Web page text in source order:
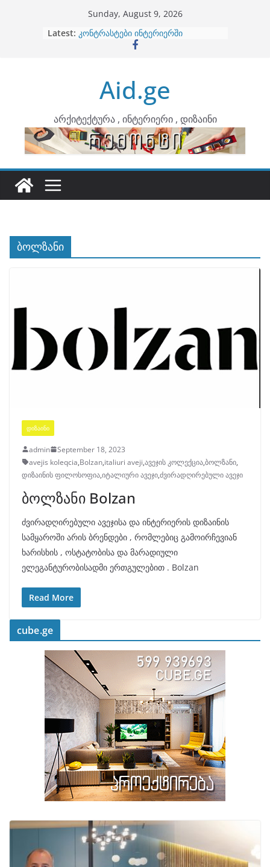
Sunday, August 9, 2026
Latest: ბინების გაერთიანება
კონტრასტები ინტერიერში
ინტერიერის დიზიანი
არტემიდი წარმოგიდგენთ
Aid.ge
არქიტექტურა , ინტერიერი , დიზაინი
ბოლზანი
ᲓᲘᲖᲐᲘᲜᲘ
admin
September 18, 2023
avejis koleqcia,Bolzan,italiuri aveji,ავეჯის კოლექცია,ბოლზანი,
დიზაინის ფილოსოფია,იტალიური ავეჯი,ძვირადღირებული ავეჯი
ბოლზანი Bolzan
ძვირადღირებული ავეჯისა და ინტერიერის დიზაინის
სამყაროში არის ბრენდები , რომლებიც გამოირჩევიან
ხარისხის , ოსტატობისა და მარადიული
ელეგანტურობისადმი ერთგულებით . Bolzan
Read More
cube.ge